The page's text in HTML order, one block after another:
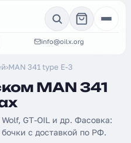
info@oilx.org
›MAN 341 type E-3
MAN 341
GT-OIL и др. Фасовка:
с доставкой по РФ.